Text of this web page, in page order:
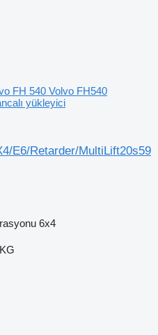
FH 540 Volvo FH540
yükleyici
E6/Retarder/MultiLift20s59
6x4